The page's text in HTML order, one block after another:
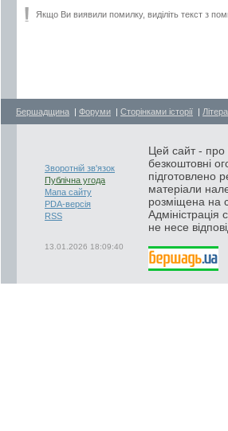
Якщо Ви виявили помилку, виділіть текст з
Бершадщина | Форуми | Сторінками історії |
Зворотній зв'язок
Публічна угода
Мапа сайту
PDA-версія
RSS
13.01.2026 18:09:40
Цей сайт - про
безкоштовні
підготовлено
матеріали
розміщена на
Адміністрація
не несе